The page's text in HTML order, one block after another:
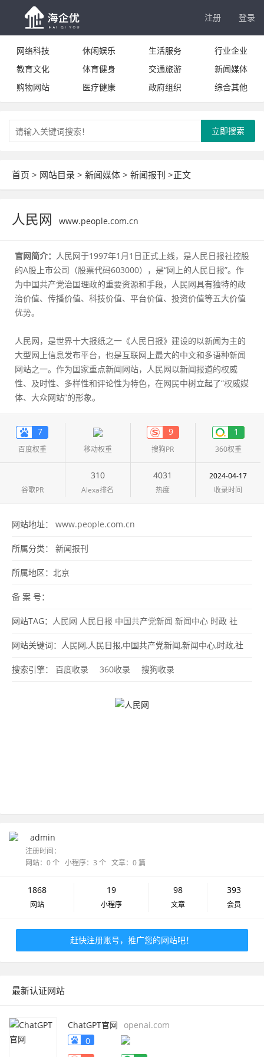
注册 登录
网络科技 休闲娱乐 生活服务
行业企业
教育文化
体育健身 交通旅游
新闻媒体
购物网站
医疗健康 政府组织 综合其他
立即搜索
首页 > 网站目录 > 新闻媒体 > 新闻报刊 >正文
人民网 www.people.com.cn
官网简介： 人民网于1997年1月1日正式上线，是人民日报社控股
的A股上市公司（股票代码603000），是“网上的人民日报”。作
为中国共产党治国理政的重要资源和手段，人民网具有独特的政
治价值、传播价值、科技价值、平台价值、投资价值等五大价值
优势。
人民网，是世界十大报纸之一《人民日报》建设的以新闻为主的
大型网上信息发布平台，也是互联网上最大的中文和多语种新闻
网站之一。作为国家重点新闻网站，人民网以新闻报道的权威
性、及时性、多样性和评论性为特色，在网民中树立起了“权威媒
体、大众网站”的形象。
7
百度权重 移动权重
9
搜狗PR
1
360权重
谷歌PR
310
Alexa排名
4031
热度
2024-04-17
收录时间
网站地址： www.people.com.cn
所属分类： 新闻报刊
所属地区： 北京
备 案 号：
网站TAG： 人民网 人民日报 中国共产党新闻 新闻中心 时政 社
会 地方 地方领导 经济 能源环保 跨国公司 新农村 教育 科技 文
化 饮食 娱乐 旅游 游戏 短信 彩信
网站关键词：人民网,人民日报,中国共产党新闻,新闻中心,时政,社
会,地方,地方领导,经济,能源环保,跨国公司,新农村,教育,科技,文化,饮
搜索引擎： 百度收录 360收录 搜狗收录
admin
注册时间：
网站：0 个 小程序：3 个 文章：0 篇
1868
网站
19
小程序
98
文章
393
会员
赶快注册账号，推广您的网站吧！
最新认证网站
ChatGPT官网
openai.com
0